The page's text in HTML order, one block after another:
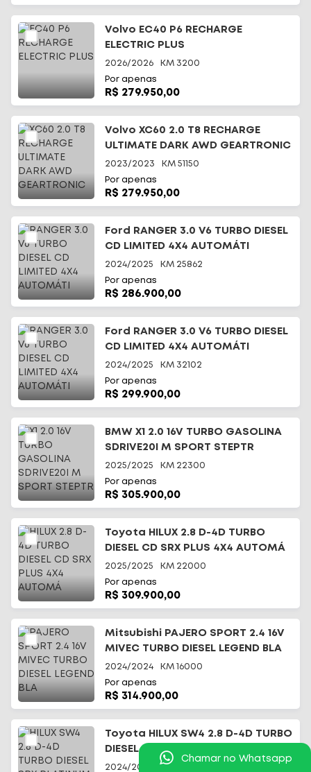
Volvo EC40 P6 RECHARGE
ELECTRIC PLUS
2026/2026 KM 3200
Por apenas
R$ 279.950,00
Volvo XC60 2.0 T8 RECHARGE
ULTIMATE DARK AWD GEARTRONIC
2023/2023 KM 51150
Por apenas
R$ 279.950,00
Ford RANGER 3.0 V6 TURBO DIESEL
CD LIMITED 4X4 AUTOMÁTI
2024/2025 KM 25862
Por apenas
R$ 286.900,00
Ford RANGER 3.0 V6 TURBO DIESEL
CD LIMITED 4X4 AUTOMÁTI
2024/2025 KM 32102
Por apenas
R$ 299.900,00
BMW X1 2.0 16V TURBO GASOLINA
SDRIVE20I M SPORT STEPTR
2025/2025 KM 22300
Por apenas
R$ 305.900,00
Toyota HILUX 2.8 D-4D TURBO
DIESEL CD SRX PLUS 4X4 AUTOMÁ
2025/2025 KM 22000
Por apenas
R$ 309.900,00
Mitsubishi PAJERO SPORT 2.4 16V
MIVEC TURBO DIESEL LEGEND BLA
2024/2024 KM 16000
Por apenas
R$ 314.900,00
Toyota HILUX SW4 2.8 D-4D TURBO
DIESEL SRX PLATINUM 4X4 A
2024/2024
Chamar no Whatsapp